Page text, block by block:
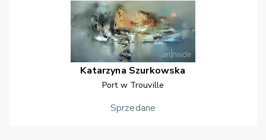
Katarzyna Szurkowska
Port w Trouville
Sprzedane